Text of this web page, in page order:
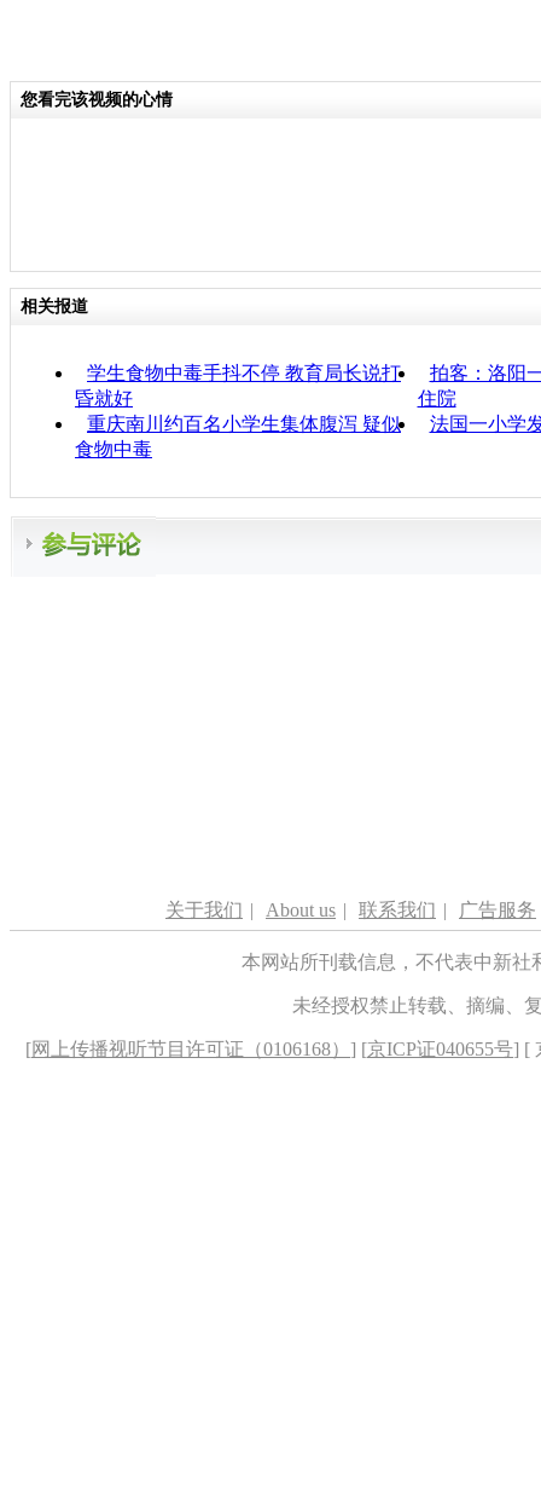
您看完该视频的心情
相关报道
学生食物中毒手抖不停 教育局长说打
昏就好
拍客：洛阳
住院
重庆南川约百名小学生集体腹泻 疑似
食物中毒
法国一小学
关于我们 | About us | 联系我们 | 广告服务
本网站所刊载信息，不代表中新
未经授权禁止转载、摘编、
[网上传播视听节目许可证（0106168） ] [京ICP证040655号] [